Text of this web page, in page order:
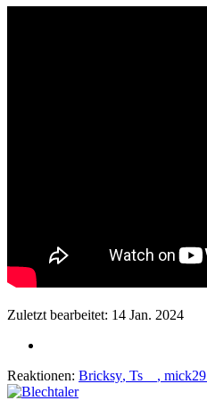
Zuletzt bearbeitet: 14 Jan. 2024
Reaktionen: Bricksy, Ts__ , mick29